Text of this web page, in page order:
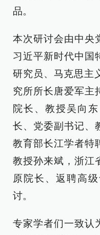
品。
本次研讨会由中央
习近平新时代中国
研究员、马克思主
究所所长唐爱军主
院长、教授吴向
长、党委副书记、
教育部长江学者特
教授孙来斌，浙江
原院长、返聘高
讨。
专家学者们一致认